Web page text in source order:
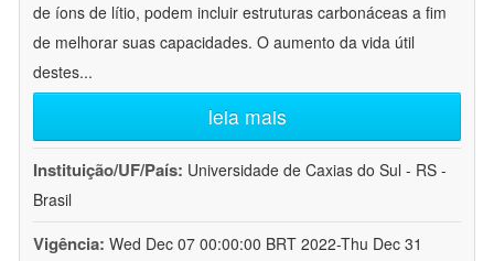
de íons de lítio, podem incluir estruturas carbonáceas a fim
de melhorar suas capacidades. O aumento da vida útil
destes...
leia mais
Instituição/UF/País: Universidade de Caxias do Sul - RS -
Brasil
Vigência: Wed Dec 07 00:00:00 BRT 2022-Thu Dec 31